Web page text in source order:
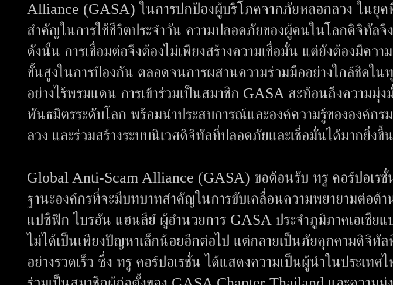
Alliance (GASA) ในการปกป้องผู้บริโภคจากภัยหลอกลวง ในยุค
สำคัญในการใช้ชีวิตประจำวัน ความปลอดภัยของผู้คนในโลกดิจิทัลจึ
ดังนั้น การเชื่อมต่อจึงต้องไม่เพียงสร้างความเชื่อมั่น แต่ยังต้องมีคว
ขั้นสูงในการป้องกัน ตลอดจนการผสานความร่วมมืออย่างใกล้ชิดใน
อย่างไร้พรมแดน การเข้าร่วมเป็นสมาชิก GASA สะท้อนถึงความมุ่
พันธมิตรระดับโลก พร้อมนำประสบการณ์และองค์ความรู้ขององค์กร
ลวง และร่วมสร้างระบบนิเวศดิจิทัลที่ปลอดภัยและเชื่อมั่นได้มากยิ่งขึ้
Global Anti-Scam Alliance (GASA) ขอต้อนรับ ทรู คอร์ปอเรชั่
ฐานะองค์กรที่จะมีบทบาทสำคัญในการขับเคลื่อนความพยายามต่อต้
แปซิฟิก ไบรอัน แฮนลีย์ ผู้อำนวยการ GASA ประจำภูมิภาคเอเชีย
ไม่ได้เป็นเพียงปัญหาเล็กน้อยอีกต่อไป แต่กลายเป็นภัยคุกคามดิจิทัล
อย่างรวดเร็ว ซึ่ง ทรู คอร์ปอเรชั่น ได้แสดงความเป็นผู้นำในประเทศไ